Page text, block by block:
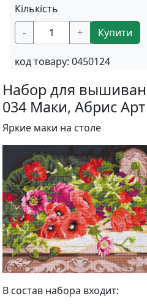
Кількість
-
+ Купити
код товару: 0450124
Набор для
034 Маки, Абрис Арт
Яркие маки на столе
В состав набора входит: